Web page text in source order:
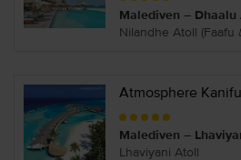
Malediven – Dhaalu
Nilandhe Atoll (Faafu
Atmosphere
Malediven –
Lhaviyani Atoll